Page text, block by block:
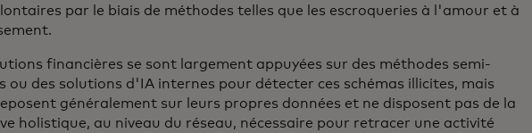
par le biais de méthodes telles que les escroqueries à l'amour et à
financières se sont largement appuyées sur des méthodes semi-
ou des solutions d'IA internes pour détecter ces schémas illicites, mais
généralement sur leurs propres données et ne disposent pas de la
holistique, au niveau du réseau, nécessaire pour retracer une activité